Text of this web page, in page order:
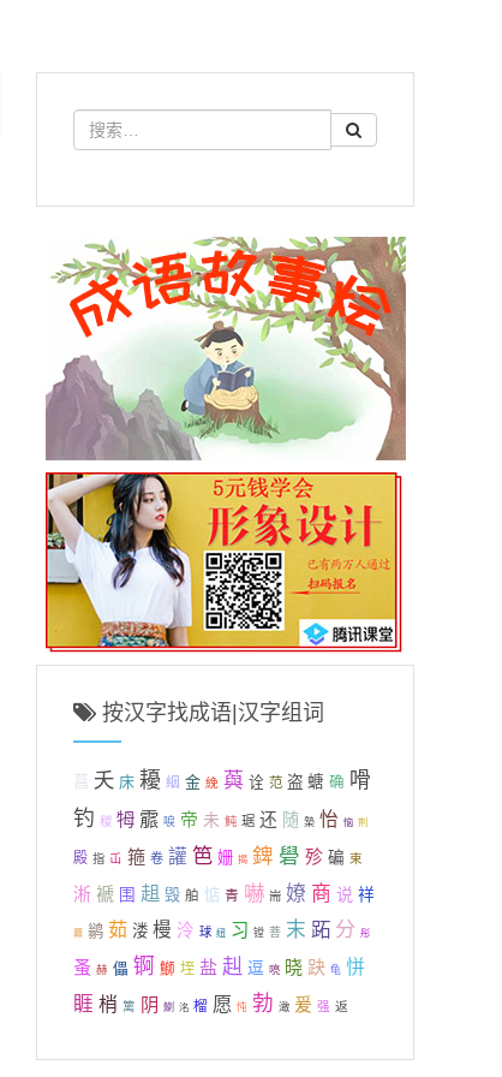
按汉字找成语|汉字组词
菖 夭 床 耰 絪 金 絻 藇 诠 范 盗 螗 确 嗗
钓 稯 牳 霢 唳 帝 未 鲀 琚 还 随 槷 怡 恼 荆
殿 指 屲 箍 卷 讙 笆 姗 揭 錍 礐 殄 碥 束
淅 褫 围 趄 毁 舶 惦 青 嚇 耑 嫽 商 说 祥
羃 鹟 茹 溇 槾 泠 球 纽 习 镗 菩 末 跖 分 彤
蚤 赫 儡 锕 鰤 垤 盐 赳 逗 喨 晓 趹 龟 恲
睚 梢 篱 阴 鯻 洺 榴 愿 忳 勃 澉 爰 强 返